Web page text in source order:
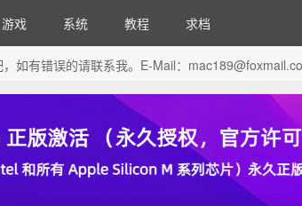
游戏 系统 教程 求档
如有错误的请联系我。E-Mail：